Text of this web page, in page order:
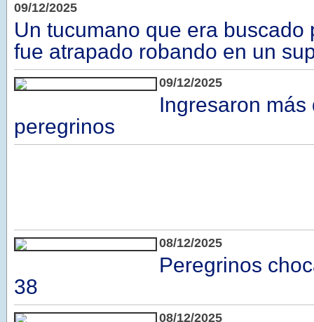
09/12/2025
Un tucumano que era buscado
fue atrapado robando en un
09/12/2025
Ingresaron más
peregrinos
08/12/2025
Peregrinos
38
08/12/2025